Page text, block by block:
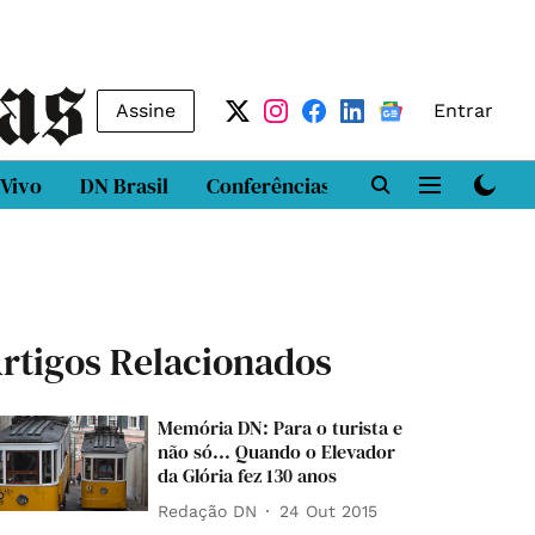
Assine Entrar
DN Brasil Conferências DN LAB
Relacionados
Memória DN: Para o turista e
não só... Quando o Elevador
da Glória fez 130 anos
Redação DN 24 Out 2015